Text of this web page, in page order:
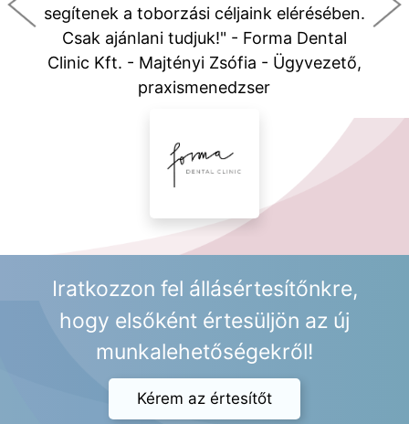
segítenek a toborzási céljaink elérésében.
Csak ajánlani tudjuk!" - Forma Dental
Clinic Kft. - Majtényi Zsófia - Ügyvezető,
praxismenedzser
Iratkozzon fel állásértesítőnkre,
hogy elsőként értesüljön az új
munkalehetőségekről!
Kérem az értesítőt